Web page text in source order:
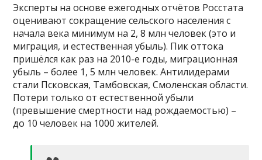
Эксперты на основе ежегодных отчётов Росстата
оценивают сокращение сельского населения с
начала века минимум на 2, 8 млн человек (это и
миграция, и естественная убыль). Пик оттока
пришёлся как раз на 2010-е годы, миграционная
убыль – более 1, 5 млн человек. Антилидерами
стали Псковская, Тамбовская, Смоленская области.
Потери только от естественной убыли
(превышение смертности над рождаемостью) –
до 10 человек на 1000 жителей.